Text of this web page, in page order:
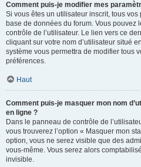
Comment puis-je modifier mes
Si vous êtes un utilisateur inscrit, tous
base de données du forum. Vous pouvez
contrôle de l’utilisateur. Le lien vers ce
cliquant sur votre nom d’utilisateur situé
système vous permettra de modifier tous
préférences.
Haut
Comment puis-je masquer mon nom
en ligne ?
Dans le panneau de contrôle de
vous trouverez l’option « Masquer mon
option, vous ne serez visible que des
vous-même. Vous serez alors
invisible.